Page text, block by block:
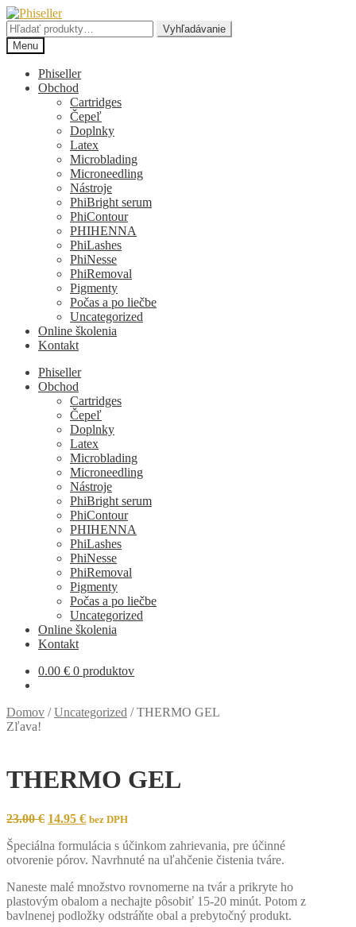
Preskočiť
na
navigáciu
Preskočiť
na
obsah
Hľadať:
Vyhľadávanie
Menu
Phiseller
Obchod
Cartridges
Čepeľ
Doplnky
Latex
Microblading
Microneedling
Nástroje
PhiBright serum
PhiContour
PHIHENNA
PhiLashes
PhiNesse
PhiRemoval
Pigmenty
Počas a po liečbe
Uncategorized
Online školenia
Kontakt
Phiseller
Obchod
Cartridges
Čepeľ
Doplnky
Latex
Microblading
Microneedling
Nástroje
PhiBright serum
PhiContour
PHIHENNA
PhiLashes
PhiNesse
PhiRemoval
Pigmenty
Počas a po liečbe
Uncategorized
Online školenia
Kontakt
0.00 € 0 produktov
Domov /Uncategorized /THERMO GEL
Zľava!
THERMO GEL
23.00€ Original
was:
23.00 €.
14.95 €Current
is:
14.95 €.
bez DPH
Špeciálna formulácia s účinkom zahrievania, pre účinné
otvorenie pórov. Navrhnuté na uľahčenie čistenia tváre.
Naneste malé množstvo rovnomerne na tvár a prikryte ho
plastovým obalom a nechajte pôsobiť 15-20 minút. Potom z
bavlnenej podložky odstráňte obal a prebytočný produkt.